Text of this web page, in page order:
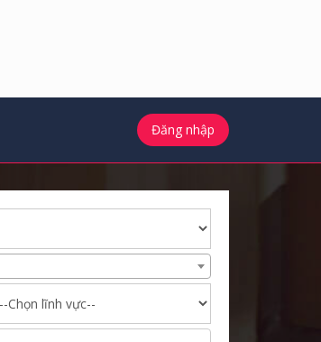
Đăng nhập